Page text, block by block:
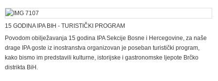
15 GODINA IPA BIH - TURISTIČKI PROGRAM
Povodom obilježavanja 15 godina IPA Sekcije Bosne i Hercegovine, za naše
drage IPA goste iz inostranstva organizovan je poseban turistički program,
kako bismo im predstavili kulturne, istorijske i gastronomske ljepote Brčko
distrikta BiH.